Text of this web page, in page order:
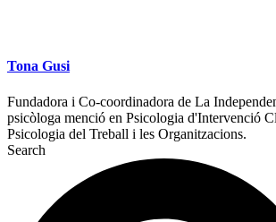
Tona Gusi
Fundadora i Co-coordinadora de La
psicòloga menció en Psicologia d'Intervenció
Psicologia del Treball i les Organitzacions.
Search